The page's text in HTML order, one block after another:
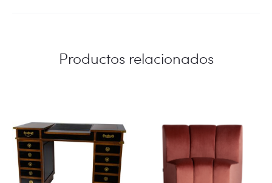
Productos relacionados